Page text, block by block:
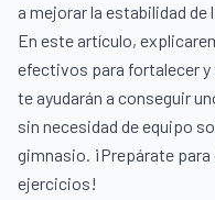
a mejorar la estabilidad de
En este artículo,
efectivos para fortalecer
te ayudarán a conseguir
sin necesidad de equipo
gimnasio. ¡Prepárate
ejercicios!